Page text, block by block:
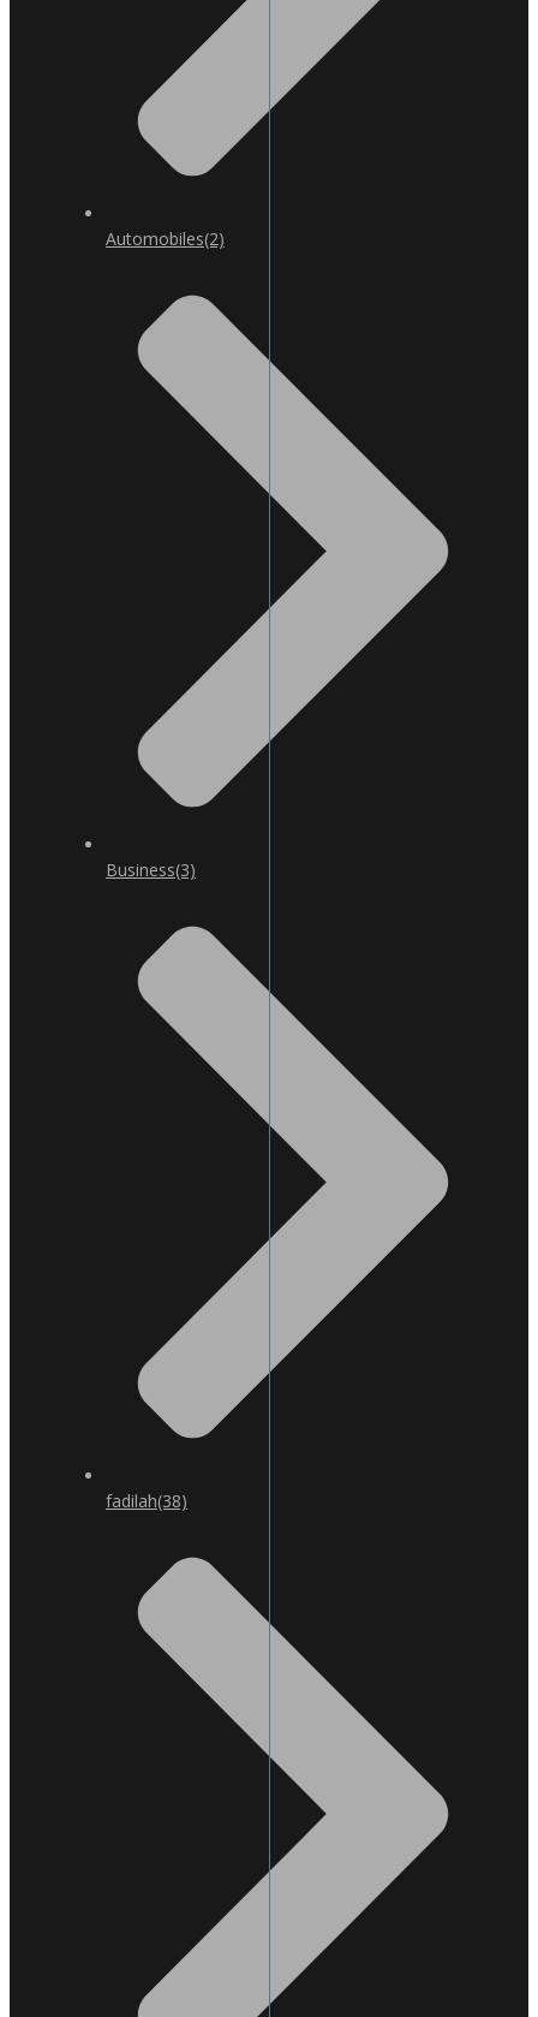
Automobiles(2)
Business(3)
fadilah(38)